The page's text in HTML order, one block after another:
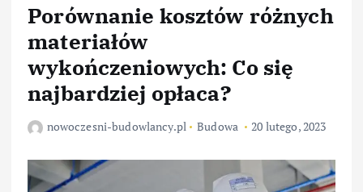
Porównanie kosztów różnych
materiałów
wykończeniowych: Co się
najbardziej opłaca?
nowoczesni-budowlancy.pl Budowa 20 lutego, 2023